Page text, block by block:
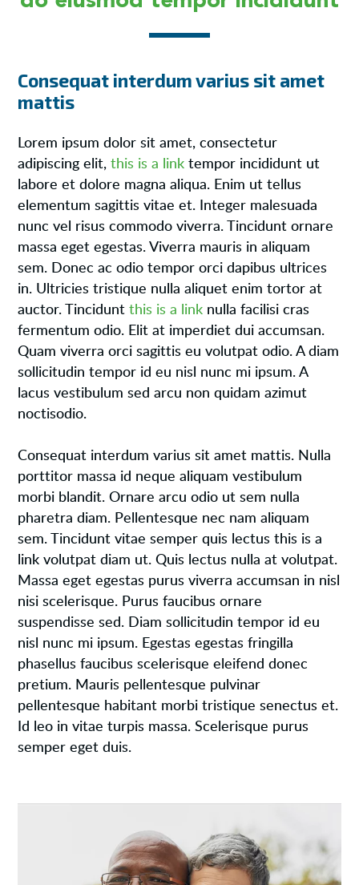
Consequat interdum varius sit amet
mattis
Lorem ipsum dolor sit amet, consectetur
adipiscing elit,this is a link tempor incididunt ut
labore et dolore magna aliqua. Enim ut tellus
elementum sagittis vitae et. Integer malesuada
nunc vel risus commodo viverra. Tincidunt ornare
massa eget egestas. Viverra mauris in aliquam
sem. Donec ac odio tempor orci dapibus ultrices
in. Ultricies tristique nulla aliquet enim tortor at
auctor. Tinciduntthis is a link nulla facilisi cras
fermentum odio. Elit at imperdiet dui accumsan.
Quam viverra orci sagittis eu volutpat odio. A diam
sollicitudin tempor id eu nisl nunc mi ipsum. A
lacus vestibulum sed arcu non quidam azimut
noctisodio.
Consequat interdum varius sit amet mattis. Nulla
porttitor massa id neque aliquam vestibulum
morbi blandit. Ornare arcu odio ut sem nulla
pharetra diam. Pellentesque nec nam aliquam
sem. Tincidunt vitae semper quis lectus this is a
link volutpat diam ut. Quis lectus nulla at volutpat.
Massa eget egestas purus viverra accumsan in nisl
nisi scelerisque. Purus faucibus ornare
suspendisse sed. Diam sollicitudin tempor id eu
nisl nunc mi ipsum. Egestas egestas fringilla
phasellus faucibus scelerisque eleifend donec
pretium. Mauris pellentesque pulvinar
pellentesque habitant morbi tristique senectus et.
Id leo in vitae turpis massa. Scelerisque purus
semper eget duis.